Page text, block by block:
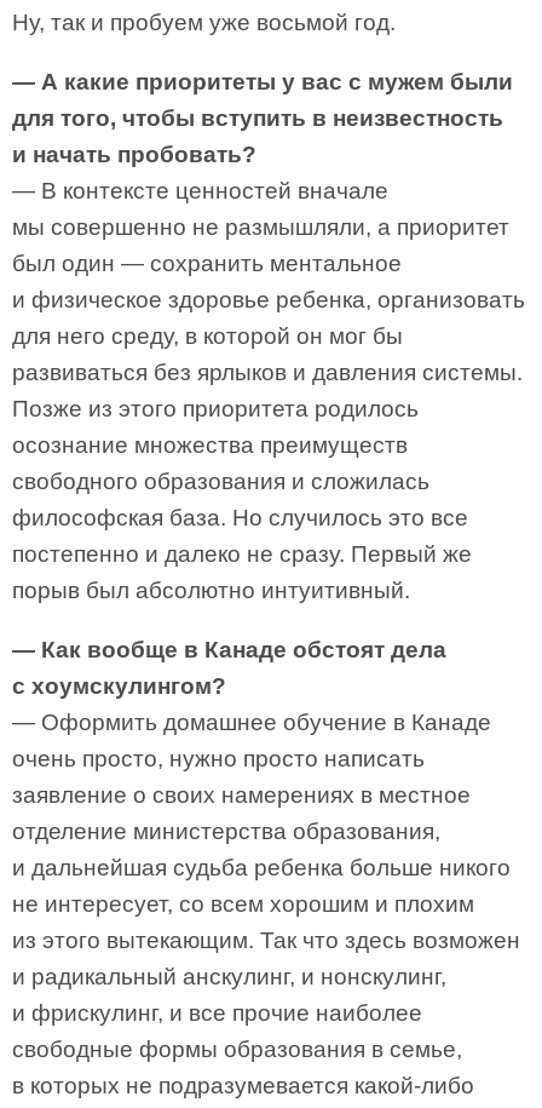
Ну, так и пробуем уже восьмой год.
— А какие приоритеты у вас с мужем были
для того, чтобы вступить в неизвестность
и начать пробовать?
— В контексте ценностей вначале
мы совершенно не размышляли, а приоритет
был один — сохранить ментальное
и физическое здоровье ребенка, организовать
для него среду, в которой он мог бы
развиваться без ярлыков и давления системы.
Позже из этого приоритета родилось
осознание множества преимуществ
свободного образования и сложилась
философская база. Но случилось это все
постепенно и далеко не сразу. Первый же
порыв был абсолютно интуитивный.
— Как вообще в Канаде обстоят дела
с хоумскулингом?
— Оформить домашнее обучение в Канаде
очень просто, нужно просто написать
заявление о своих намерениях в местное
отделение министерства образования,
и дальнейшая судьба ребенка больше никого
не интересует, со всем хорошим и плохим
из этого вытекающим. Так что здесь возможен
и радикальный анскулинг, и нонскулинг,
и фрискулинг, и все прочие наиболее
свободные формы образования в семье,
в которых не подразумевается какой-либо